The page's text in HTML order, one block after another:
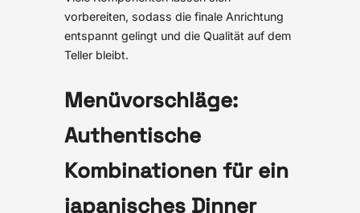
vorbereiten, sodass die finale Anrichtung
entspannt gelingt und die Qualität auf dem
Teller bleibt.
Menüvorschläge:
Authentische
Kombinationen für ein
japanisches Dinner